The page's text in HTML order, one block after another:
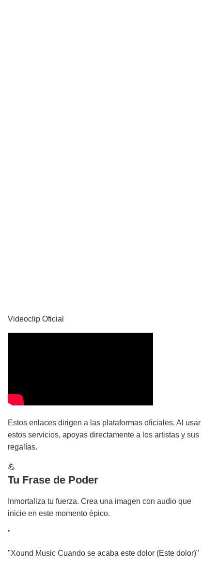
Videoclip Oficial
Estos enlaces dirigen a las plataformas oficiales. Al usar
estos servicios, apoyas directamente a los artistas y sus
regalías.
💪
Tu Frase de Poder
Inmortaliza tu fuerza. Crea una imagen con audio que
inicie en este momento épico.
"
"Xound Music Cuando se acaba este dolor (Este dolor)"